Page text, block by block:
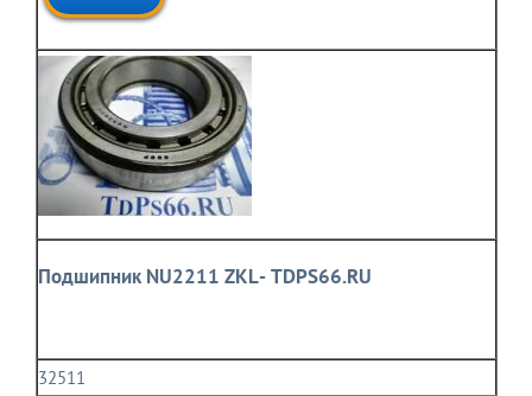
Подшипник NU2211 ZKL- TDPS66.RU
32511